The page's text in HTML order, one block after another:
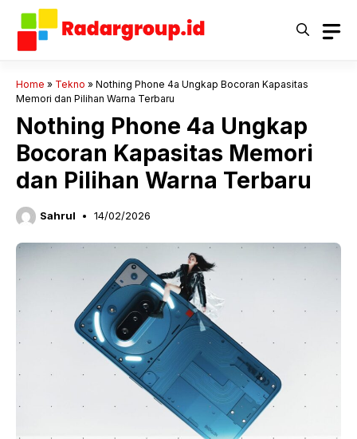
Langsung
Home » Tekno » Nothing Phone 4a Ungkap Bocoran Kapasitas
Memori dan Pilihan Warna Terbaru
Nothing Phone 4a Ungkap
Bocoran Kapasitas Memori
dan Pilihan Warna Terbaru
Sahrul 14/02/2026